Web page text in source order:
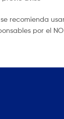
recomienda
por el